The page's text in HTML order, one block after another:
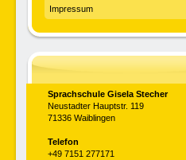
Impressum
Sprachschule Gisela Stecher
Neustadter Hauptstr. 119
71336 Waiblingen
Telefon
+49 7151 277171